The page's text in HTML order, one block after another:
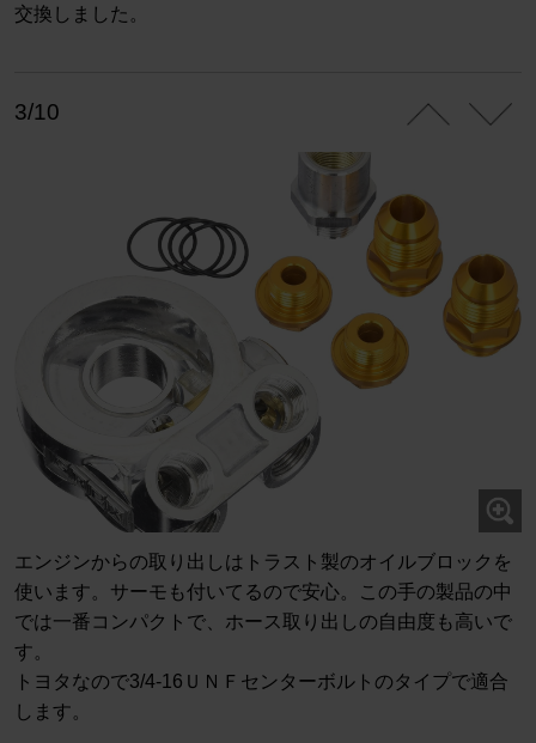
交換しました。
3/10
エンジンからの取り出しはトラスト製のオイルブロックを
使います。サーモも付いてるので安心。この手の製品の中
では一番コンパクトで、ホース取り出しの自由度も高いで
す。
トヨタなので3/4-16ＵＮＦセンターボルトのタイプで適合
します。